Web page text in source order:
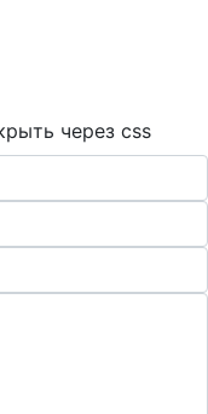
через css